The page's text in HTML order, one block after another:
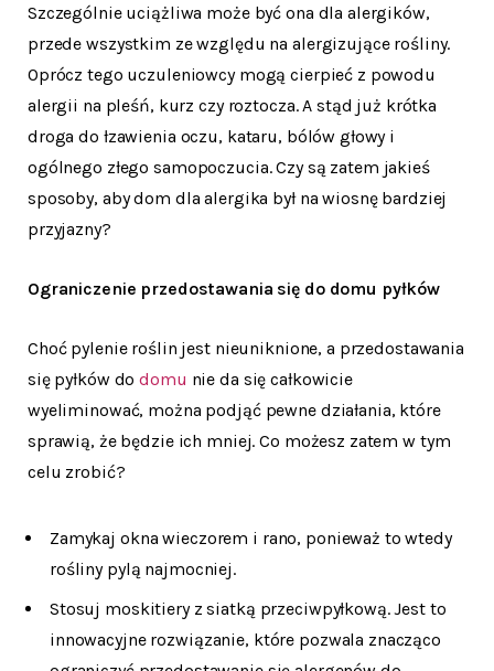
Szczególnie uciążliwa może być ona dla alergików,
przede wszystkim ze względu na alergizujące rośliny.
Oprócz tego uczuleniowcy mogą cierpieć z powodu
alergii na pleśń, kurz czy roztocza. A stąd już krótka
droga do łzawienia oczu, kataru, bólów głowy i
ogólnego złego samopoczucia. Czy są zatem jakieś
sposoby, aby dom dla alergika był na wiosnę bardziej
przyjazny?
Ograniczenie przedostawania się do domu pyłków
Choć pylenie roślin jest nieuniknione, a przedostawania
się pyłków dodomu nie da się całkowicie
wyeliminować, można podjąć pewne działania, które
sprawią, że będzie ich mniej. Co możesz zatem w tym
celu zrobić?
Zamykaj okna wieczorem i rano, ponieważ to wtedy
rośliny pylą najmocniej.
Stosuj moskitiery z siatką przeciwpyłkową. Jest to
innowacyjne rozwiązanie, które pozwala znacząco